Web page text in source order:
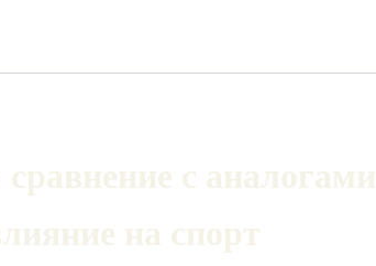
с аналогами
на спорт